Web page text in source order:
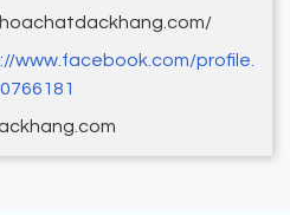
www.facebook.com/profile.